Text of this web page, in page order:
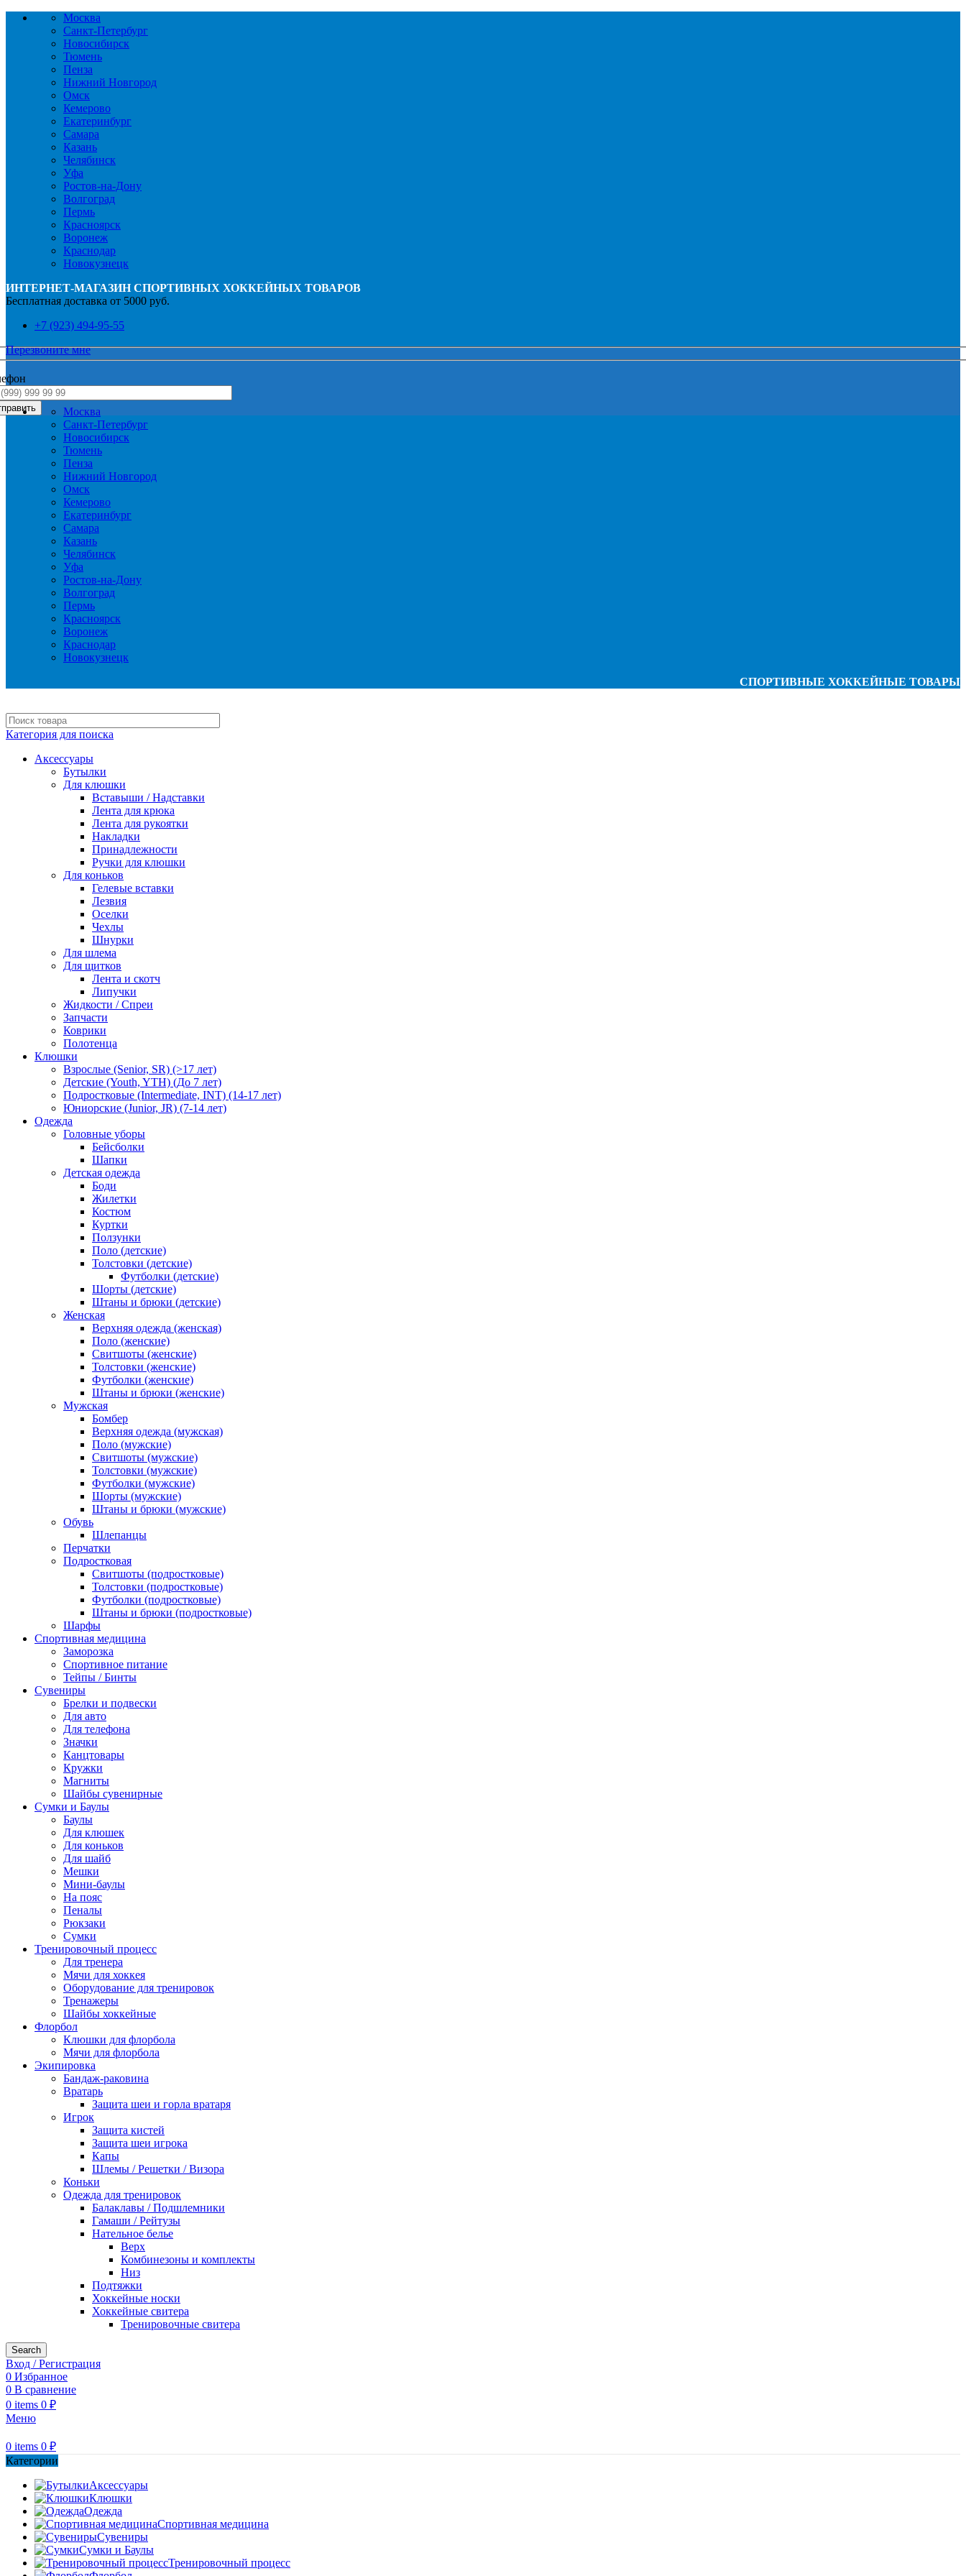
Москва
Санкт-Петербург
Новосибирск
Тюмень
Пенза
Нижний Новгород
Омск
Кемерово
Екатеринбург
Самара
Казань
Челябинск
Уфа
Ростов-на-Дону
Волгоград
Пермь
Красноярск
Воронеж
Краснодар
Новокузнецк
ИНТЕРНЕТ-МАГАЗИН СПОРТИВНЫХ ХОККЕЙНЫХ ТОВАРОВ
Бесплатная доставка от 5000 руб.
+7 (923) 494-95-55
Перезвоните мне
Москва
Санкт-Петербург
Новосибирск
Тюмень
Пенза
Нижний Новгород
Омск
Кемерово
Екатеринбург
Самара
Казань
Челябинск
Уфа
Ростов-на-Дону
Волгоград
Пермь
Красноярск
Воронеж
Краснодар
Новокузнецк
СПОРТИВНЫЕ ХОККЕЙНЫЕ ТОВАРЫ
Категория для поиска
Аксессуары
Бутылки
Для клюшки
Вставыши / Надставки
Лента для крюка
Лента для рукоятки
Накладки
Принадлежности
Ручки для клюшки
Для коньков
Гелевые вставки
Лезвия
Оселки
Чехлы
Шнурки
Для шлема
Для щитков
Лента и скотч
Липучки
Жидкости / Спреи
Запчасти
Коврики
Полотенца
Клюшки
Взрослые (Senior, SR) (>17 лет)
Детские (Youth, YTH) (До 7 лет)
Подростковые (Intermediate, INT) (14-17 лет)
Юниорские (Junior, JR) (7-14 лет)
Одежда
Головные уборы
Бейсболки
Шапки
Детская одежда
Боди
Жилетки
Костюм
Куртки
Ползунки
Поло (детские)
Толстовки (детские)
Футболки (детские)
Шорты (детские)
Штаны и брюки (детские)
Женская
Верхняя одежда (женская)
Поло (женские)
Свитшоты (женские)
Толстовки (женские)
Футболки (женские)
Штаны и брюки (женские)
Мужская
Бомбер
Верхняя одежда (мужская)
Поло (мужские)
Свитшоты (мужские)
Толстовки (мужские)
Футболки (мужские)
Шорты (мужские)
Штаны и брюки (мужские)
Обувь
Шлепанцы
Перчатки
Подростковая
Свитшоты (подростковые)
Толстовки (подростковые)
Футболки (подростковые)
Штаны и брюки (подростковые)
Шарфы
Спортивная медицина
Заморозка
Спортивное питание
Тейпы / Бинты
Сувениры
Брелки и подвески
Для авто
Для телефона
Значки
Канцтовары
Кружки
Магниты
Шайбы сувенирные
Сумки и Баулы
Баулы
Для клюшек
Для коньков
Для шайб
Мешки
Мини-баулы
На пояс
Пеналы
Рюкзаки
Сумки
Тренировочный процесс
Для тренера
Мячи для хоккея
Оборудование для тренировок
Тренажеры
Шайбы хоккейные
Флорбол
Клюшки для флорбола
Мячи для флорбола
Экипировка
Бандаж-раковина
Вратарь
Защита шеи и горла вратаря
Игрок
Защита кистей
Защита шеи игрока
Капы
Шлемы / Решетки / Визора
Коньки
Одежда для тренировок
Балаклавы / Подшлемники
Гамаши / Рейтузы
Нательное белье
Верх
Комбинезоны и комплекты
Низ
Подтяжки
Хоккейные носки
Хоккейные свитера
Тренировочные свитера
Search
Вход / Регистрация
0 Избранное
0 В сравнение
0 items 0 ₽
Меню
0 items 0 ₽
Категории
Аксессуары
Клюшки
Одежда
Спортивная медицина
Сувениры
Сумки и Баулы
Тренировочный процесс